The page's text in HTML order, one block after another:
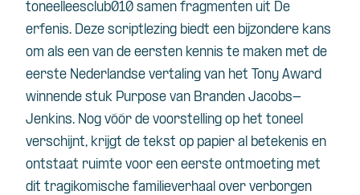
toneelleesclub010 samen fragmenten uit De
erfenis. Deze scriptlezing biedt een bijzondere kans
om als een van de eersten kennis te maken met de
eerste Nederlandse vertaling van het Tony Award
winnende stuk Purpose van Branden Jacobs-
Jenkins. Nog vóór de voorstelling op het toneel
verschijnt, krijgt de tekst op papier al betekenis en
ontstaat ruimte voor een eerste ontmoeting met
dit tragikomische familieverhaal over verborgen